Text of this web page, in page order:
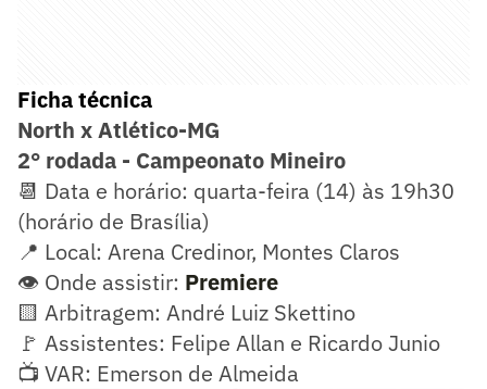
Ficha técnica
North x Atlético-MG
2° rodada - Campeonato Mineiro
📆 Data e horário: quarta-feira (14) às 19h30
(horário de Brasília)
📍 Local: Arena Credinor, Montes Claros
👁️ Onde assistir: Premiere
🟨 Arbitragem: André Luiz Skettino
🚩 Assistentes: Felipe Allan e Ricardo Junio
📺 VAR: Emerson de Almeida